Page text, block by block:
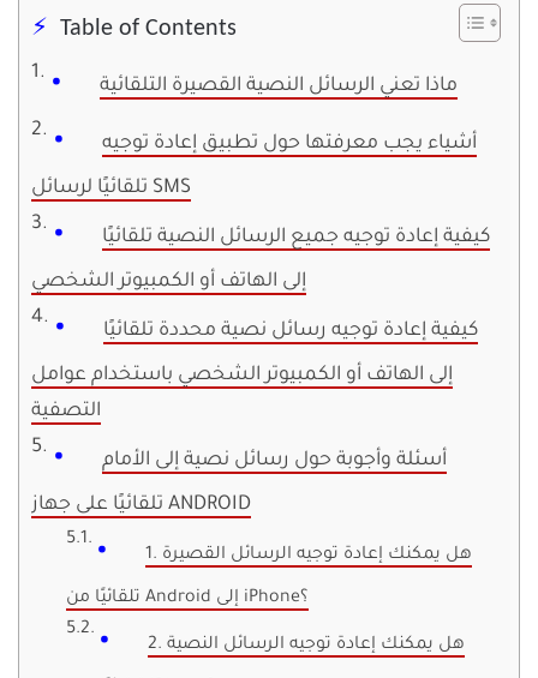
Table of Contents
ماذا تعني الرسائل النصية القصيرة التلقائية
أشياء يجب معرفتها حول تطبيق إعادة توجيه
تلقائيًا لرسائل SMS
كيفية إعادة توجيه جميع الرسائل النصية تلقائيًا
إلى الهاتف أو الكمبيوتر الشخصي
كيفية إعادة توجيه رسائل نصية محددة تلقائيًا
إلى الهاتف أو الكمبيوتر الشخصي باستخدام عوامل
التصفية
أسئلة وأجوبة حول رسائل نصية إلى الأمام
تلقائيًا على جهاز ANDROID
1. هل يمكنك إعادة توجيه الرسائل القصيرة
تلقائيًا من Android إلى iPhone؟
2. هل يمكنك إعادة توجيه الرسائل النصية